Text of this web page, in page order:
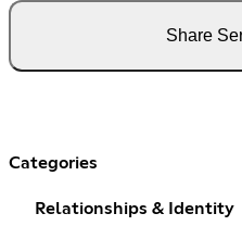
Share
Categories
Relationships & Identity